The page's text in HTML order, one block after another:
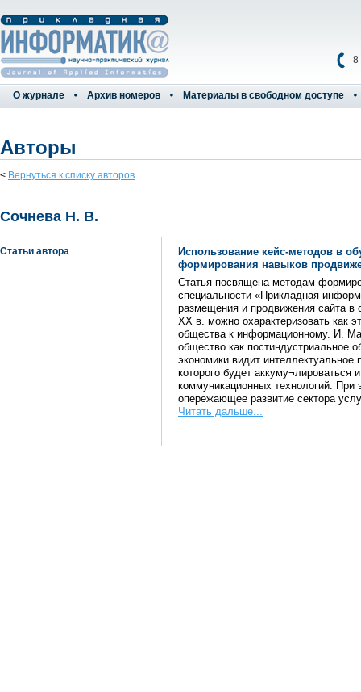
8
О журнале Архив номеров Материалы в свободном доступе
Авторы
< Вернуться к списку авторов
Сочнева Н. В.
Статьи автора
Использование кейс-методов в
формирования навыков
Статья посвящена методам
специальности «Прикладная
размещения и продвижения сайта в
XX в. можно охарактеризовать как
общества к информационному. И.
общество как постиндустриальное
экономики видит интеллектуальное
которого будет
коммуникационных технологий. При
опережающее развитие сектора
Читать дальше...